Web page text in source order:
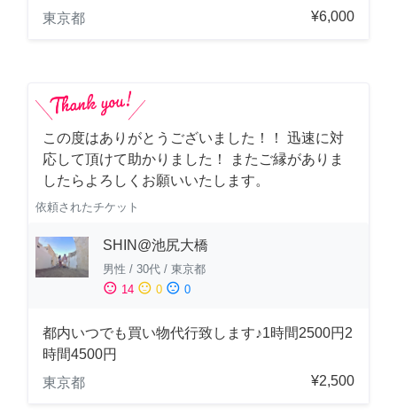
東京都
¥6,000
この度はありがとうございました！！ 迅速に対
応して頂けて助かりました！ またご縁がありま
したらよろしくお願いいたします。
依頼されたチケット
SHIN@池尻大橋
男性 / 30代 / 東京都
sentiment_satisfied 14 sentiment_neutral 0 sentiment_dissatisfied 0
都内いつでも買い物代行致します♪1時間2500円2
時間4500円
東京都
¥2,500